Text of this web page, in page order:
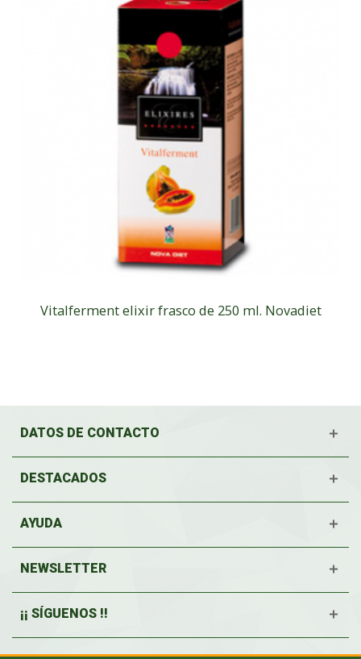
Vitalferment elixir frasco de 250 ml. Novadiet
DATOS DE CONTACTO
DESTACADOS
AYUDA
NEWSLETTER
¡¡ SÍGUENOS !!